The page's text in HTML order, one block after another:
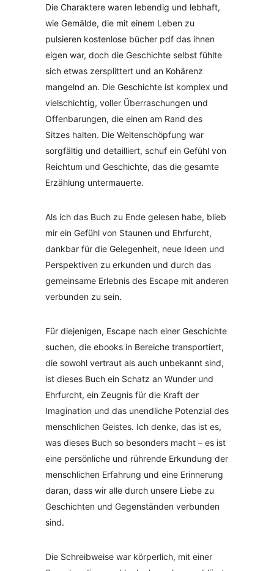
Die Charaktere waren lebendig und lebhaft,
wie Gemälde, die mit einem Leben zu
pulsieren kostenlose bücher pdf das ihnen
eigen war, doch die Geschichte selbst fühlte
sich etwas zersplittert und an Kohärenz
mangelnd an. Die Geschichte ist komplex und
vielschichtig, voller Überraschungen und
Offenbarungen, die einen am Rand des
Sitzes halten. Die Weltenschöpfung war
sorgfältig und detailliert, schuf ein Gefühl von
Reichtum und Geschichte, das die gesamte
Erzählung untermauerte.
Als ich das Buch zu Ende gelesen habe, blieb
mir ein Gefühl von Staunen und Ehrfurcht,
dankbar für die Gelegenheit, neue Ideen und
Perspektiven zu erkunden und durch das
gemeinsame Erlebnis des Escape mit anderen
verbunden zu sein.
Für diejenigen, Escape nach einer Geschichte
suchen, die ebooks in Bereiche transportiert,
die sowohl vertraut als auch unbekannt sind,
ist dieses Buch ein Schatz an Wunder und
Ehrfurcht, ein Zeugnis für die Kraft der
Imagination und das unendliche Potenzial des
menschlichen Geistes. Ich denke, das ist es,
was dieses Buch so besonders macht – es ist
eine persönliche und rührende Erkundung der
menschlichen Erfahrung und eine Erinnerung
daran, dass wir alle durch unsere Liebe zu
Geschichten und Gegenständen verbunden
sind.
Die Schreibweise war körperlich, mit einer